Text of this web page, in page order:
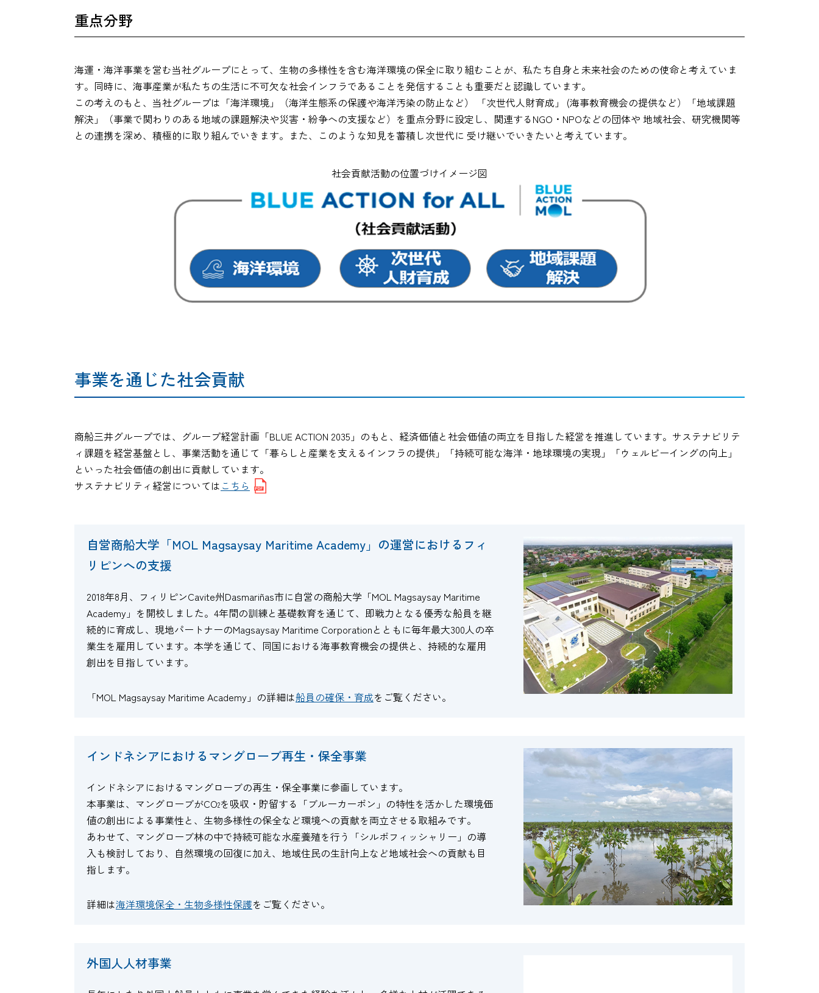
重点分野
海運・海洋事業を営む当社グループにとって、生物の多様性を含む海洋環境の保全に取り組むことが、私たち自身と未来社会のための使命と考えていま
す。同時に、海事産業が私たちの生活に不可欠な社会インフラであることを発信することも重要だと認識しています。
この考えのもと、当社グループは「海洋環境」（海洋生態系の保護や海洋汚染の防止など） 「次世代人財育成」 (海事教育機会の提供など）「地域課題
解決」（事業で関わりのある地域の課題解決や災害・紛争への支援など）を重点分野に設定し、関連するNGO・NPOなどの団体や 地域社会、研究機関等
との連携を深め、積極的に取り組んでいきます。また、このような知見を蓄積し次世代に 受け継いでいきたいと考えています。
社会貢献活動の位置づけイメージ図
事業を通じた社会貢献
商船三井グループでは、グループ経営計画「BLUE ACTION 2035」のもと、経済価値と社会価値の両立を目指した経営を推進しています。サステナビリテ
ィ課題を経営基盤とし、事業活動を通じて「暮らしと産業を支えるインフラの提供」「持続可能な海洋・地球環境の実現」「ウェルビーイングの向上」
といった社会価値の創出に貢献しています。
サステナビリティ経営については こちら
自営商船大学「MOL Magsaysay Maritime Academy」の運営におけるフィ
リピンへの支援
2018年8月、フィリピンCavite州Dasmariñas市に自営の商船大学「MOL Magsaysay Maritime
Academy」を開校しました。4年間の訓練と基礎教育を通じて、即戦力となる優秀な船員を継
続的に育成し、現地パートナーのMagsaysay Maritime Corporationとともに毎年最大300人の卒
業生を雇用しています。本学を通じて、同国における海事教育機会の提供と、持続的な雇用
創出を目指しています。
「MOL Magsaysay Maritime Academy」の詳細は船員の確保・育成をご覧ください。
インドネシアにおけるマングローブ再生・保全事業
インドネシアにおけるマングローブの再生・保全事業に参画しています。
本事業は、マングローブがCO2を吸収・貯留する「ブルーカーボン」の特性を活かした環境価
値の創出による事業性と、生物多様性の保全など環境への貢献を両立させる取組みです。
あわせて、マングローブ林の中で持続可能な水産養殖を行う「シルボフィッシャリー」の導
入も検討しており、自然環境の回復に加え、地域住民の生計向上など地域社会への貢献も目
指します。
詳細は海洋環境保全・生物多様性保護をご覧ください。
外国人人材事業